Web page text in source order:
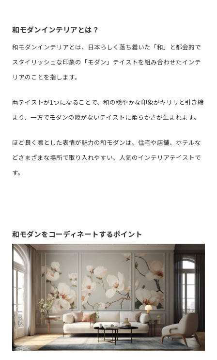
和モダンインテリアとは？
和モダンインテリアとは、日本らしく落ち着いた「和」と都会的で
スタイリッシュな印象の「モダン」テイストを組み合わせたインテ
リアのことを指します。
両テイストが1つになることで、和の穏やかな印象がキリリと引き締
まり、一方でモダンの隙がないテイストに柔らかさが生まれます。
ほど良く凛とした表情が魅力の和モダンは、住宅や店舗、ホテルな
どさまざまな場所で取り入れやすい、人気のインテリアテイストで
す。
和モダンをコーディネートするポイント